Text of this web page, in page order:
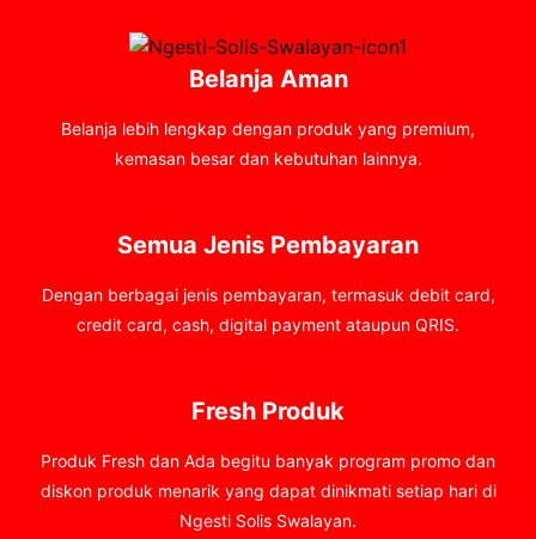
Belanja Aman
Belanja lebih lengkap dengan produk yang premium,
kemasan besar dan kebutuhan lainnya.
Semua Jenis Pembayaran
Dengan berbagai jenis pembayaran, termasuk debit card,
credit card, cash, digital payment ataupun QRIS.
Fresh Produk
Produk Fresh dan Ada begitu banyak program promo dan
diskon produk menarik yang dapat dinikmati setiap hari di
Ngesti Solis Swalayan.